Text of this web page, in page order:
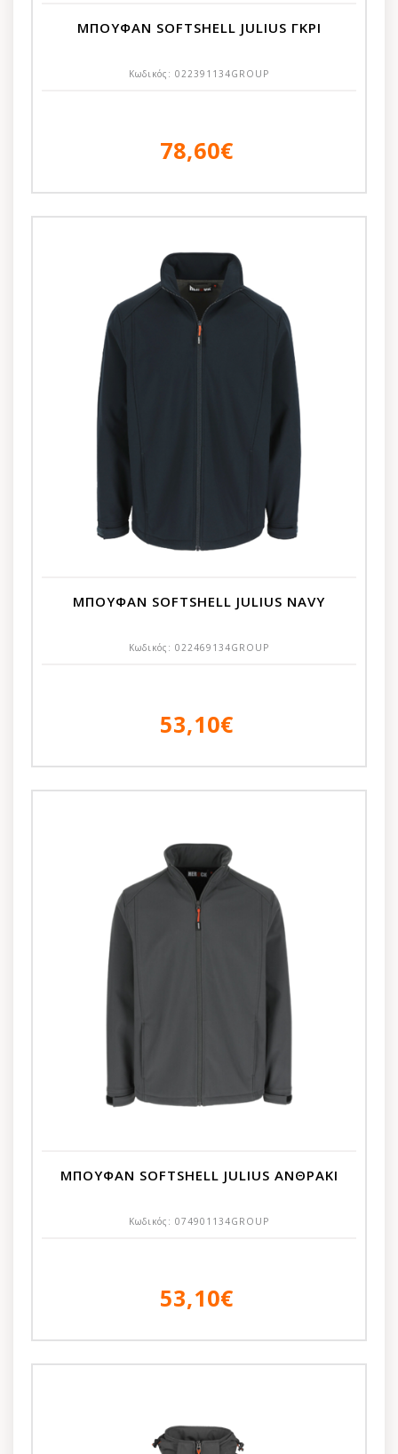
ΜΠΟΥΦΑΝ SOFTSHELL JULIUS ΓΚΡΙ
Κωδικός: 022391134GROUP
78,60€
ΜΠΟΥΦΑΝ SOFTSHELL JULIUS NAVY
Κωδικός: 022469134GROUP
53,10€
ΜΠΟΥΦΑΝ SOFTSHELL JULIUS ΑΝΘΡΑΚΙ
Κωδικός: 074901134GROUP
53,10€